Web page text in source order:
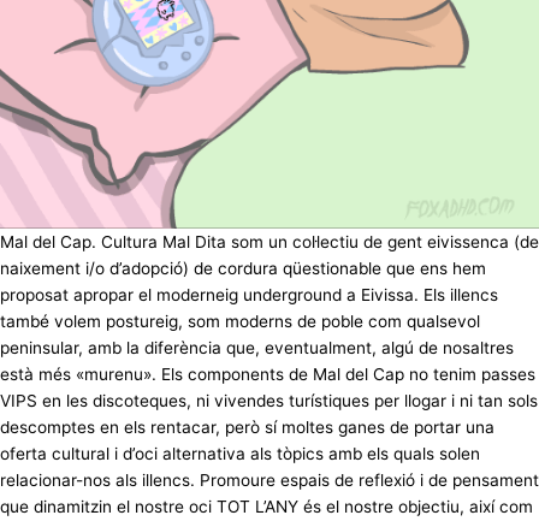
Mal del Cap. Cultura Mal Dita som un col·lectiu de gent eivissenca (de
naixement i/o d’adopció) de cordura qüestionable que ens hem
proposat apropar el moderneig underground a Eivissa. Els illencs
també volem postureig, som moderns de poble com qualsevol
peninsular, amb la diferència que, eventualment, algú de nosaltres
està més «murenu». Els components de Mal del Cap no tenim passes
VIPS en les discoteques, ni vivendes turístiques per llogar i ni tan sols
descomptes en els rentacar, però sí moltes ganes de portar una
oferta cultural i d’oci alternativa als tòpics amb els quals solen
relacionar-nos als illencs. Promoure espais de reflexió i de pensament
que dinamitzin el nostre oci TOT L’ANY és el nostre objectiu, així com